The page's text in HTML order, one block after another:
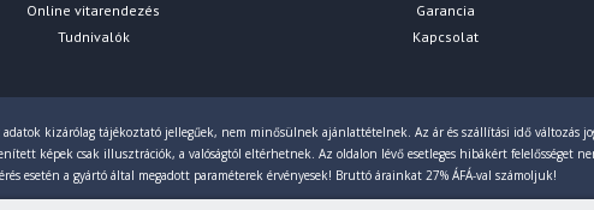
Online vitarendezés
Tudnivalók
Garancia
Kapcsolat
kizárólag tájékoztató jellegűek, nem minősülnek ajánlattételnek. Az ár és szállítási idő változás
képek csak illusztrációk, a valóságtól eltérhetnek. Az oldalon lévő esetleges hibákért felelősséget
esetén a gyártó által megadott paraméterek érvényesek! Bruttó árainkat 27% ÁFÁ-val számoljuk!